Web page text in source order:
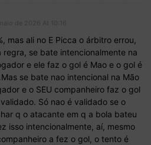
mas ali no E Picca o árbitro errou,
regra, se bate intencionalmente na
e ele faz o gol é Mao e o gol é
se bate nao intencional na Mão
e o SEU companheiro faz o gol
Só nao é validado se o
q o atacante em q a bola bateu
isso intencionalmente, aí, mesmo
a fez o gol, o tento é